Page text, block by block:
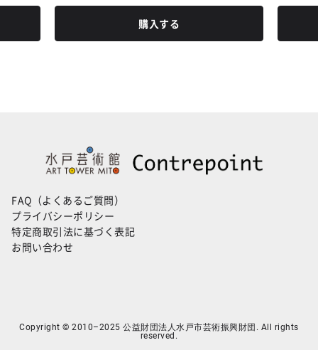
購入する
FAQ（よくあるご質問）
プライバシーポリシー
特定商取引法に基づく表記
お問い合わせ
Copyright © 2010–2025 公益財団法人水戸市芸術振興財団. All rights
reserved.